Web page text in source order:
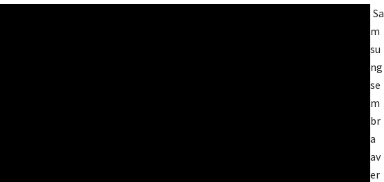
Sa
m
su
ng
se
m
br
a
av
er